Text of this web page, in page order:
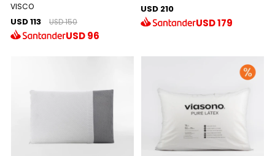
VISCO
USD 113 USD 150
USD96
USD 210
USD179